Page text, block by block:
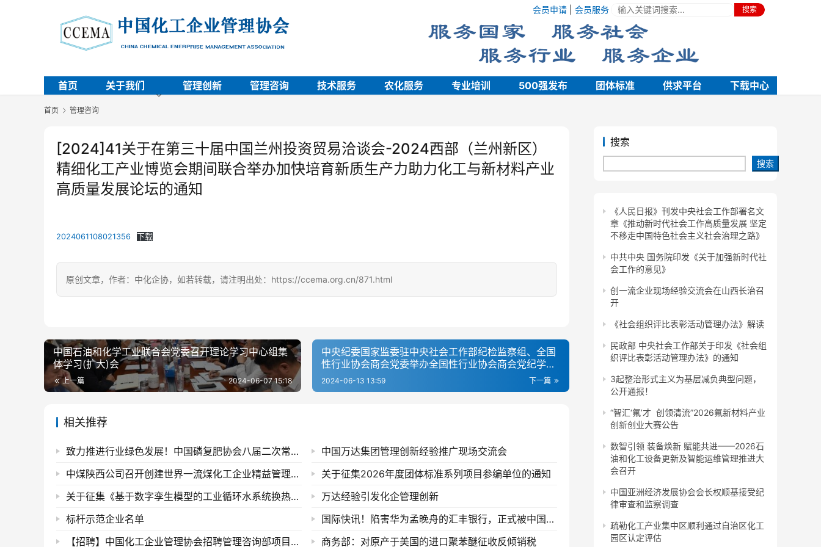
会员申请 会员服务 搜索
首页 关于我们 管理创新 管理咨询 技术服务 农化服务 专业培训 500强发布 团体标准 供求平台 下载中心
首页 管理咨询
[2024]41关于在第三十届中国兰州投资贸易洽谈会-2024西部（兰州新区）
精细化工产业博览会期间联合举办加快培育新质生产力助力化工与新材料产业
高质量发展论坛的通知
2024061108021356 下载
原创文章，作者：中化企协，如若转载，请注明出处：https://ccema.org.cn/871.html
中国石油和化学工业联合会党委召开理论学习中心组集
体学习(扩大)会
上一篇 2024-06-07 15:18
中央纪委国家监委驻中央社会工作部纪检监察组、全国
性行业协会商会党委举办全国性行业协会商会党纪学习
教育专题辅导报告会
下一篇
2024-06-13 13:59
相关推荐
致力推进行业绿色发展！中国磷复肥协会八届二次常务理事会在武汉召开
中国万达集团管理创新经验推广现场交流会
中煤陕西公司召开创建世界一流煤化工企业精益管理项目启动大会
关于征集2026年度团体标准系列项目参编单位的通知
关于征集《基于数字孪生模型的工业循环水系统换热器流速计算检测方法指南》团体标准编制单位的通知
万达经验引发化企管理创新
标杆示范企业名单
国际快讯！陷害华为孟晚舟的汇丰银行，正式被中国除名！
【招聘】中国化工企业管理协会招聘管理咨询部项目主管
商务部：对原产于美国的进口聚苯醚征收反倾销税
搜索
搜索
《人民日报》刊发中央社会工作部署名文
章《推动新时代社会工作高质量发展 坚定
不移走中国特色社会主义社会治理之路》
中共中央 国务院印发《关于加强新时代社
会工作的意见》
创一流企业现场经验交流会在山西长治召
开
《社会组织评比表彰活动管理办法》解读
民政部 中央社会工作部关于印发《社会组
织评比表彰活动管理办法》的通知
3起整治形式主义为基层减负典型问题，
公开通报！
“智汇‘氟’才 创领清流”2026氟新材料产业
创新创业大赛公告
数智引领 装备焕新 赋能共进——2026石
油和化工设备更新及智能运维管理推进大
会召开
中国亚洲经济发展协会会长权顺基接受纪
律审查和监察调查
疏勒化工产业集中区顺利通过自治区化工
园区认定评估